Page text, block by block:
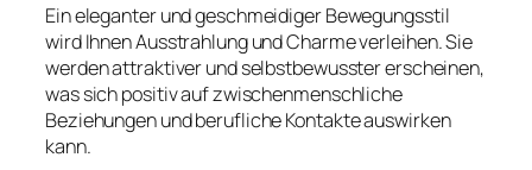
Ein eleganter und geschmeidiger Bewegungsstil
wird Ihnen Ausstrahlung und Charme verleihen. Sie
werden attraktiver und selbstbewusster erscheinen,
was sich positiv auf zwischenmenschliche
Beziehungen und berufliche Kontakte auswirken
kann.